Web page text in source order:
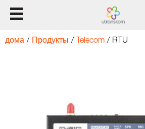
Поддержка
дома / Продукты / Telecom / RTU